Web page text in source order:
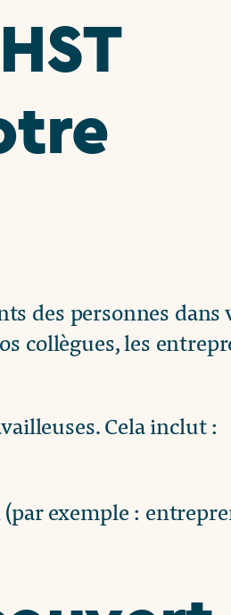
des personnes dans
collègues, les
Cela inclut :
exemple :